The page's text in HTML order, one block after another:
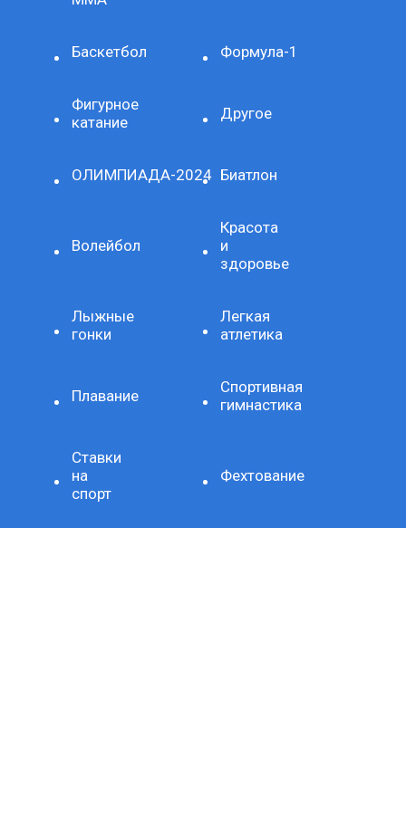
Баскетбол Формула-1
Фигурное
катание
Другое
ОЛИМПИАДА-2024 Биатлон
Волейбол
Красота
и
здоровье
Лыжные
гонки
Легкая
атлетика
Плавание
Спортивная
гимнастика
Ставки
на
спорт
Фехтование